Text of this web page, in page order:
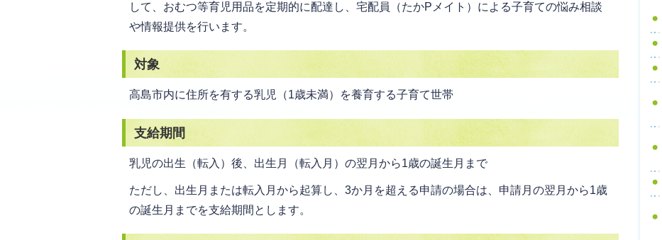
して、おむつ等育児用品を定期的に配達し、宅配員（たかPメイト）による子育ての悩み相談
や情報提供を行います。
対象
高島市内に住所を有する乳児（1歳未満）を養育する子育て世帯
支給期間
乳児の出生（転入）後、出生月（転入月）の翌月から1歳の誕生月まで
ただし、出生月または転入月から起算し、3か月を超える申請の場合は、申請月の翌月から1歳
の誕生月までを支給期間とします。